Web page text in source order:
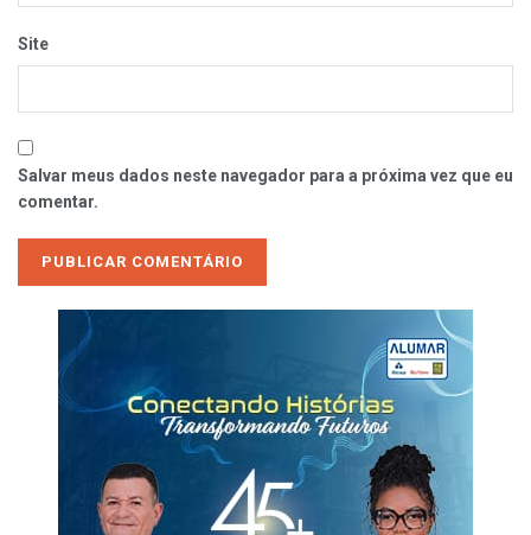
Site
Salvar meus dados neste navegador para a próxima vez que eu
comentar.